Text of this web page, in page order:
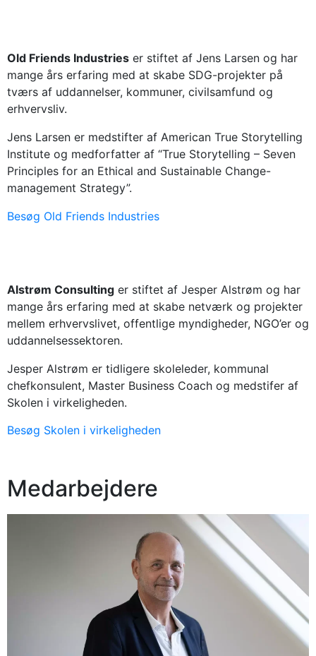
Old Friends Industries er stiftet af Jens Larsen og har
mange års erfaring med at skabe SDG-projekter på
tværs af uddannelser, kommuner, civilsamfund og
erhvervsliv.
Jens Larsen er medstifter af American True Storytelling
Institute og medforfatter af “True Storytelling – Seven
Principles for an Ethical and Sustainable Change-
management Strategy”.
Besøg Old Friends Industries
Alstrøm Consulting er stiftet af Jesper Alstrøm og har
mange års erfaring med at skabe netværk og projekter
mellem erhvervslivet, offentlige myndigheder, NGO’er og
uddannelsessektoren.
Jesper Alstrøm er tidligere skoleleder, kommunal
chefkonsulent, Master Business Coach og medstifer af
Skolen i virkeligheden.
Besøg Skolen i virkeligheden
Medarbejdere